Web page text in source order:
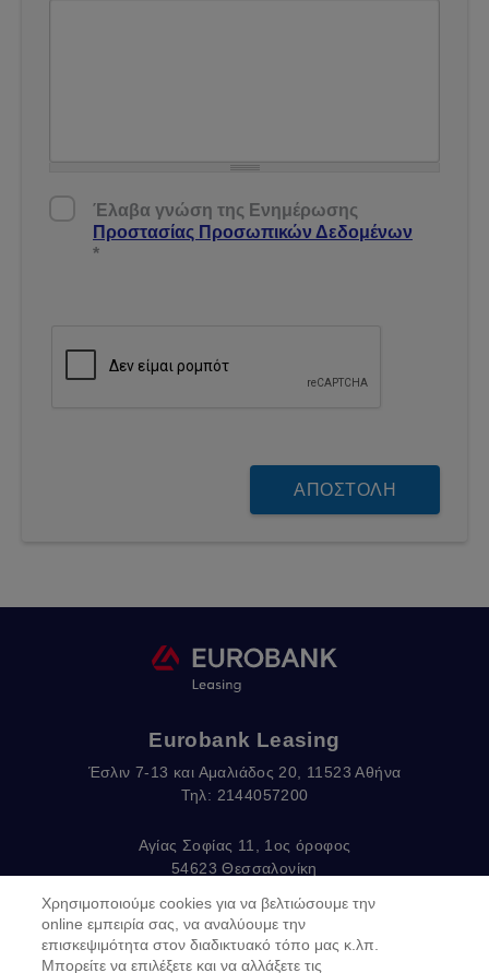
Έλαβα γνώση της Ενημέρωσης Προστασίας
Δεδομένων*
Έλαβα γνώση της Ενημέρωσης
Προστασίας Προσωπικών Δεδομένων
*
Eurobank Leasing
Έσλιν 7-13 και Αμαλιάδος 20, 11523 Αθήνα
Τηλ: 2144057200
Αγίας Σοφίας 11, 1ος όροφος
54623 Θεσσαλονίκη
email:EurobankLeasing@eurobank.gr
Χρησιμοποιούμε cookies για να βελτιώσουμε την
online εμπειρία σας, να αναλύουμε την
επισκεψιμότητα στον διαδικτυακό τόπο μας κ.λπ.
Μπορείτε να επιλέξετε και να αλλάξετε τις